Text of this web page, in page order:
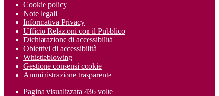
Cookie policy
Note legali
Informativa Privacy
Ufficio Relazioni con il Pubblico
Dichiarazione di accessibilità
Obiettivi di accessibilità
Whistleblowing
Gestione consensi cookie
Amministrazione trasparente
Pagina visualizzata 436 volte